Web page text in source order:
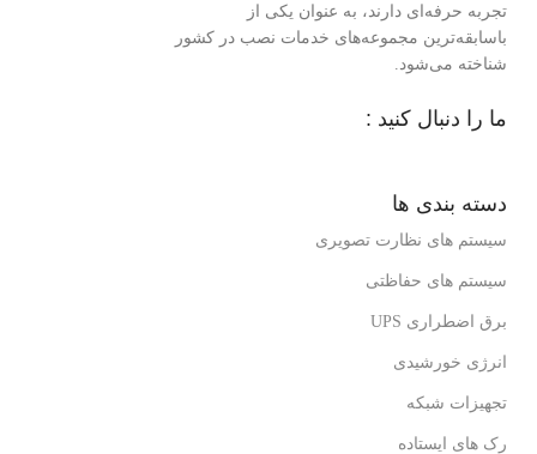
تجربه حرفه‌ای دارند، به عنوان یکی از
باسابقه‌ترین مجموعه‌های خدمات نصب در کشور
شناخته می‌شود.
ما را دنبال کنید :
دسته بندی ها
سیستم های نظارت تصویری
سیستم های حفاظتی
برق اضطراری UPS
انرژی خورشیدی
تجهیزات شبکه
رک های ایستاده